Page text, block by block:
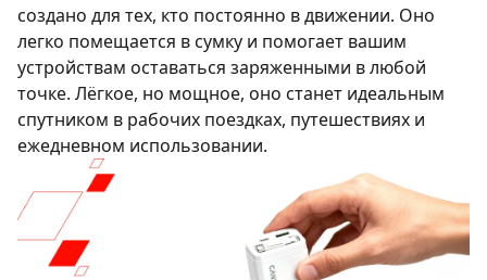
создано для тех, кто постоянно в движении. Оно
легко помещается в сумку и помогает вашим
устройствам оставаться заряженными в любой
точке. Лёгкое, но мощное, оно станет идеальным
спутником в рабочих поездках, путешествиях и
ежедневном использовании.